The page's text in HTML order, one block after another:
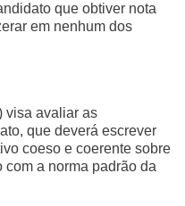
que obtiver nota
em nenhum dos
visa avaliar as
que deverá escrever
coeso e coerente sobre
com a norma padrão da